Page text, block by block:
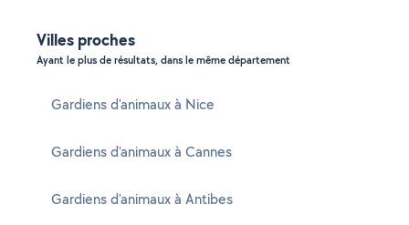
Villes proches
Ayant le plus de résultats, dans le même département
Gardiens d'animaux à Nice
Gardiens d'animaux à Cannes
Gardiens d'animaux à Antibes